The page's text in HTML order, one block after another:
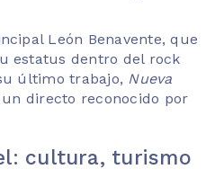
León Benavente, que
estatus dentro del rock
último trabajo, Nueva
un directo reconocido por
cultura, turismo